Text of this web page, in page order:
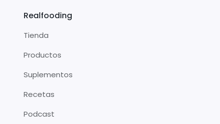
Realfooding
Tienda
Productos
Suplementos
Recetas
Podcast